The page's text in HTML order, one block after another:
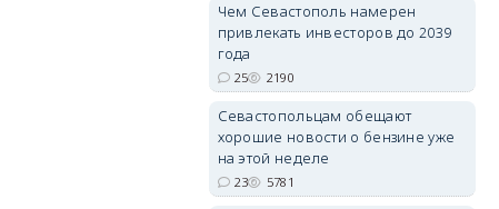
Чем Севастополь намерен
привлекать инвесторов до 2039
года
25 2190
Севастопольцам обещают
хорошие новости о бензине уже
на этой неделе
23 5781